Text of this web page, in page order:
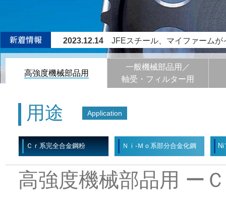
2023.12.14
JFEスチール、マイファーム
2023.08
No.52 電磁鋼板・磁性材料特集号
2022.01.27
圧粉磁心用絶縁被覆純鉄粉『
2021.11.10
ニッケルフリー合金鋼粉『
高強度機械部品用
一般機械部品用／
軸受・フィルター用
用途 Application
Ｃｒ系完全合金鋼粉 Ｎｉ-Ｍｏ系部分合金化鋼
粉
高強度機械部品用 ー